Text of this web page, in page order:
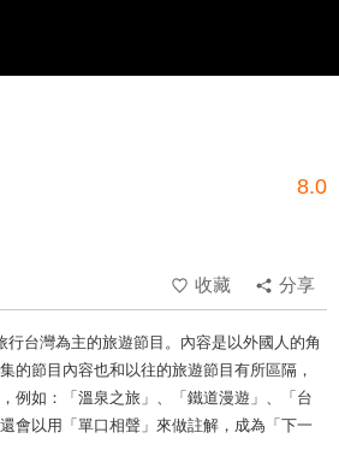
8.0
收藏
分享
行台灣為主的旅遊節目。內容是以外國人的角
的節目內容也和以往的旅遊節目有所區隔，
例如：「溫泉之旅」、「鐵道漫遊」、「台
會以用「單口相聲」來做註解，成為「下一